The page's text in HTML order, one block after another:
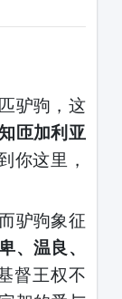
驴驹，这
匝加利亚
你这里，
驴驹象征
、温良、
督王权不